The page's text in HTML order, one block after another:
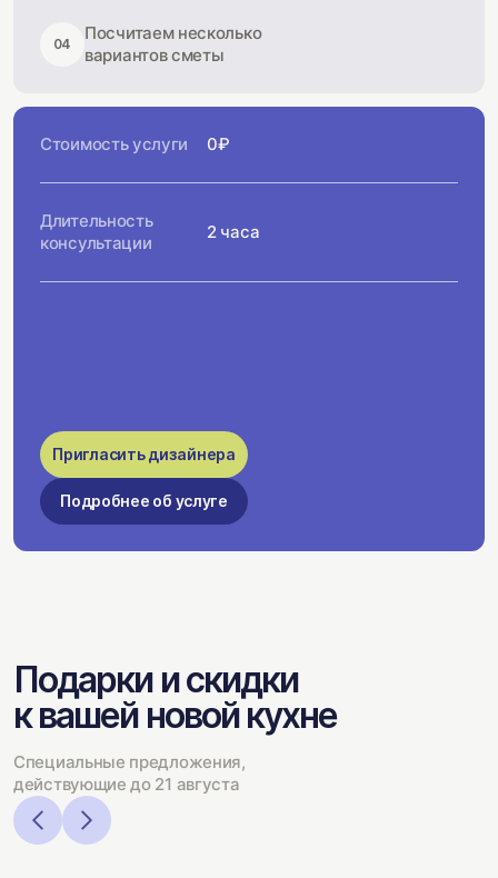
04
Посчитаем несколько
вариантов сметы
Стоимость услуги 0₽
Длительность
консультации
2 часа
Пригласить дизайнера
Подробнее об услуге
Подарки и скидки
к вашей новой кухне
Специальные предложения,
действующие до 21 августа